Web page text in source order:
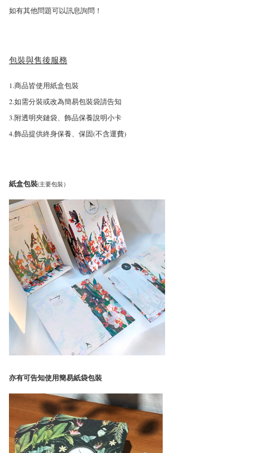
如有其他問題可以訊息詢問！
包裝與售後服務
1.商品皆使用紙盒包裝
2.如需分裝或改為簡易包裝袋請告知
3.附透明夾鏈袋、飾品保養說明小卡
4.飾品提供終身保養、保固(不含運費)
紙盒包裝(主要包裝）
亦有可告知使用簡易紙袋包裝